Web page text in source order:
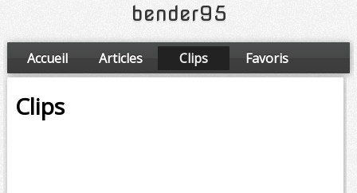
bender95
Accueil Articles Clips
Favoris
Amis
Clips